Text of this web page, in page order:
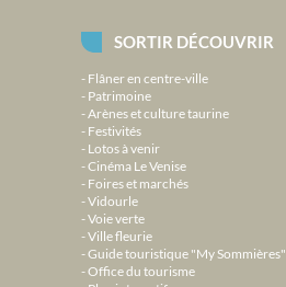
SORTIR DÉCOUVRIR
Flâner en centre-ville
Patrimoine
Arènes et culture taurine
Festivités
Lotos à venir
Cinéma Le Venise
Foires et marchés
Vidourle
Voie verte
Ville fleurie
Guide touristique "My Sommières"
Office du tourisme